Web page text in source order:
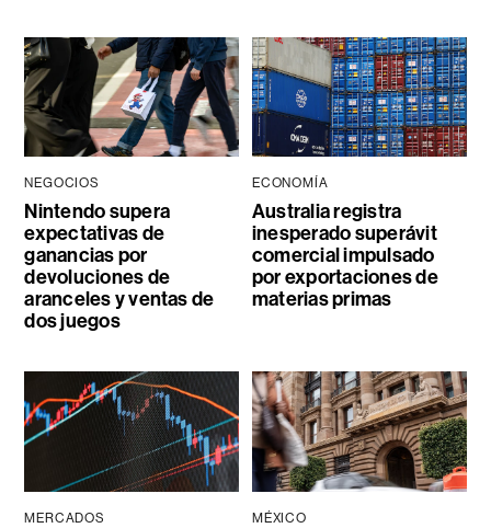
NEGOCIOS
Nintendo supera
expectativas de
ganancias por
devoluciones de
aranceles y ventas de
dos juegos
ECONOMÍA
Australia registra
inesperado superávit
comercial impulsado
por exportaciones de
materias primas
MERCADOS MÉXICO